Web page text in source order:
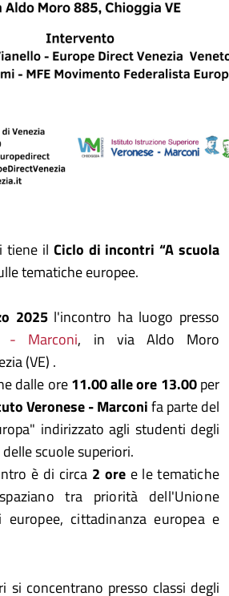
il Ciclo di incontri “A scuola
tematiche europee.
2025 l'incontro ha luogo presso
- Marconi, in via Aldo Moro
(VE) .
dalle ore11.00 alle ore 13.00per
Veronese - Marconifa parte del
indirizzato agli studenti degli
scuole superiori.
è di circa 2 ore e le tematiche
tra priorità dell'Unione
europee, cittadinanza europea e
si concentrano presso classi degli